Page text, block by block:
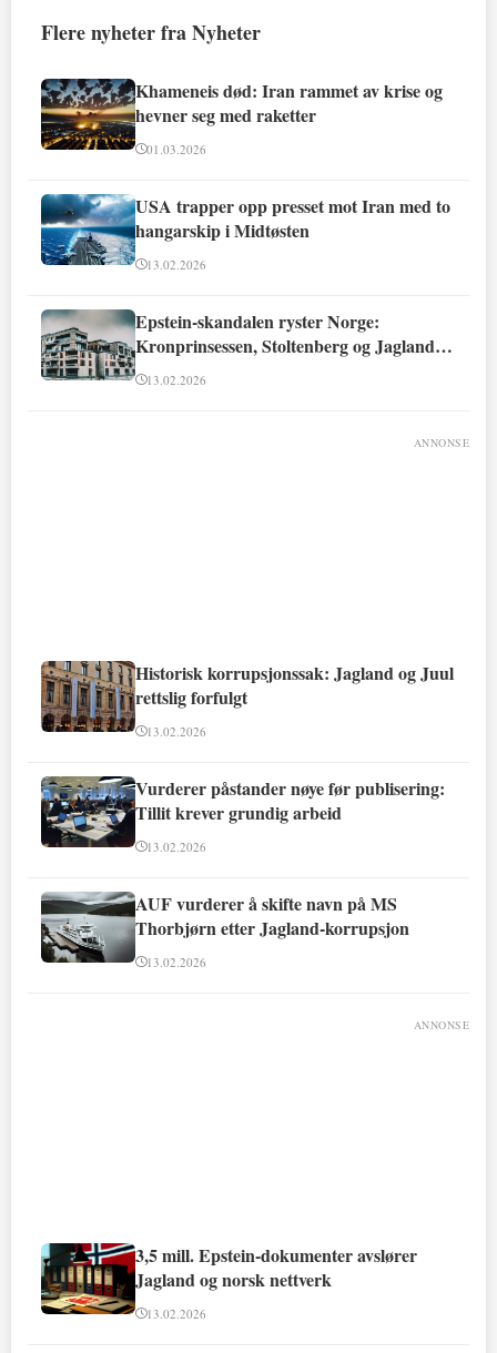
Flere nyheter fra Nyheter
Khameneis død: Iran rammet av krise og
hevner seg med raketter
01.03.2026
USA trapper opp presset mot Iran med to
hangarskip i Midtøsten
13.02.2026
Epstein-skandalen ryster Norge:
Kronprinsessen, Stoltenberg og Jagland
involvert
13.02.2026
ANNONSE
Historisk korrupsjonssak: Jagland og Juul
rettslig forfulgt
13.02.2026
Vurderer påstander nøye før publisering:
Tillit krever grundig arbeid
13.02.2026
AUF vurderer å skifte navn på MS
Thorbjørn etter Jagland-korrupsjon
13.02.2026
ANNONSE
3,5 mill. Epstein-dokumenter avslører
Jagland og norsk nettverk
13.02.2026